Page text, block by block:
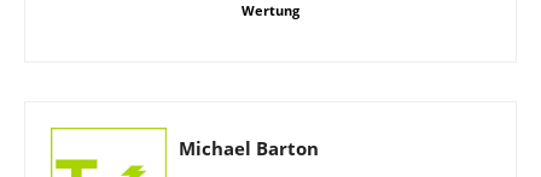
Wertung
Michael Barton